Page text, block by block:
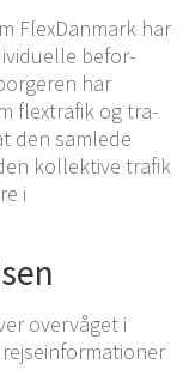
Fle­x­Dan­mark har
befor­
har
flex­trafik og tra­
den sam­le­de
kol­lek­ti­ve tra­fik
i
over­vå­get i